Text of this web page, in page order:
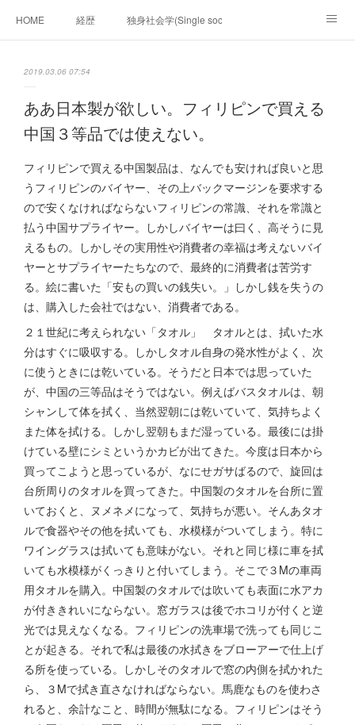
HOME 経歴 独身社会学(Single sociology)と高齢化社会学
移動出来て、工場で作る建物。未来２１００研究所
「心神の夢想２０２０」 フィリピンマンションは買うべきでは無い理由は全
海外生活の掟
フィリピンの問題点 フィリピンの歴史
フィリピン経済談義 ファッションを考える 漫画
未来２１００研究所他のアイデアマニラ男の手料理 総集編
https://globalclub.amebaownd.com/
2019.03.06 07:54
ああ日本製が欲しい。フィリピンで買える
中国３等品では使えない。
フィリピンで買える中国製品は、なんでも安ければ良いと思
うフィリピンのバイヤー、その上バックマージンを要求する
ので安くなければならないフィリピンの常識、それを常識と
払う中国サプライヤー。しかしバイヤーは曰く、高そうに見
えるもの。しかしその実用性や消費者の幸福は考えないバイ
ヤーとサプライヤーたちなので、最終的に消費者は苦労す
る。絵に書いた「安もの買いの銭失い。」しかし銭を失うの
は、購入した会社ではない、消費者である。
２１世紀に考えられない「タオル」 タオルとは、拭いた水
分はすぐに吸収する。しかしタオル自身の発水性がよく、次
に使うときには乾いている。そうだと日本では思っていた
が、中国の三等品はそうではない。例えばバスタオルは、朝
シャンして体を拭く、当然翌朝には乾いていて、気持ちよく
また体を拭ける。しかし翌朝もまだ湿っている。最後には掛
けている壁にシミというかカビが出てきた。今度は日本から
買ってこようと思っているが、なにせガサばるので、旋回は
台所周りのタオルを買ってきた。中国製のタオルを台所に置
いておくと、ヌメネメになって、気持ちが悪い。そんあタオ
ルで食器やその他を拭いても、水模様がついてしまう。特に
ワイングラスは拭いても意味がない。それと同じ様に車を拭
いても水模様がくっきりと付いてしまう。そこで３Mの車両
用タオルを購入。中国製のタオルでは吹いても表面に水アカ
が付ききれいにならない。窓ガラスは後でホコリが付くと逆
光では見えなくなる。フィリピンの洗車場で洗っても同じこ
とが起きる。それで私は最後の水拭きをブローアーで仕上げ
る所を使っている。しかしそのタオルで窓の内側を拭かれた
ら、３Mで拭き直さなければならない。馬鹿なものを使わさ
れると、余計なこと、時間が無駄になる。フィリピンはそう